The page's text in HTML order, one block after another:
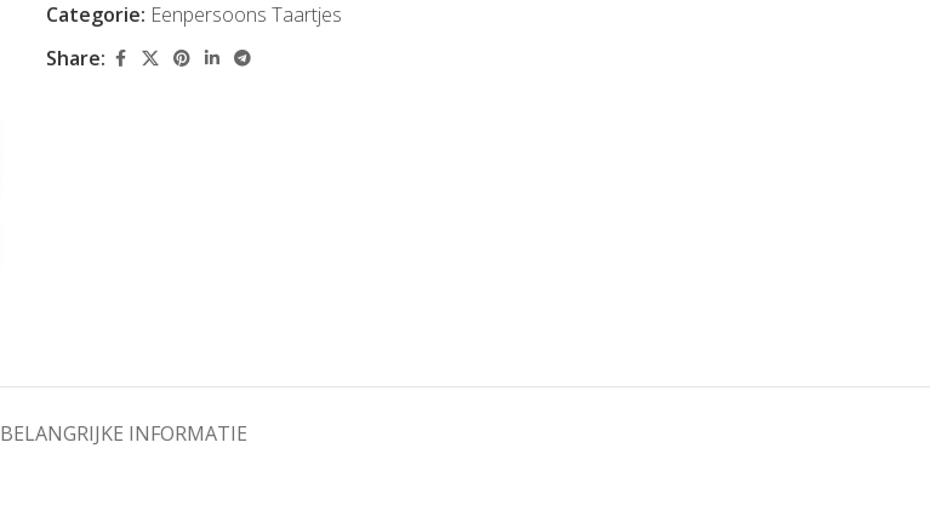
Categorie: Eenpersoons Taartjes
Share:
BELANGRIJKE INFORMATIE